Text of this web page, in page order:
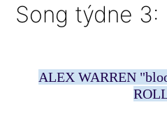
Song týdne 3:
ALEX WARREN